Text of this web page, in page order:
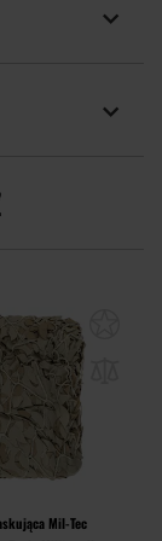
Mil-Tec